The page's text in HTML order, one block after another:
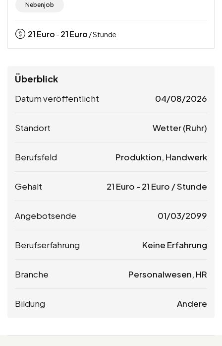
Nebenjob
21Euro - 21Euro / Stunde
Überblick
Datum veröffentlicht 04/08/2026
Standort Wetter (Ruhr)
Berufsfeld Produktion, Handwerk
Gehalt 21 Euro - 21 Euro / Stunde
Angebotsende 01/03/2099
Berufserfahrung Keine Erfahrung
Branche Personalwesen, HR
Bildung Andere